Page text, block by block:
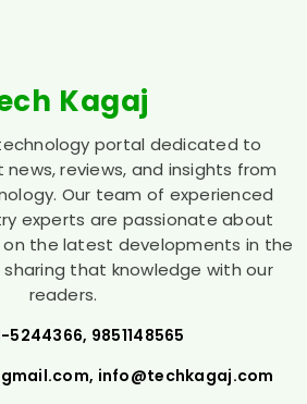
Kagaj
portal dedicated to
reviews, and insights from
Our team of experienced
experts are passionate about
the latest developments in the
that knowledge with our
readers.
5244366, 9851148565
, info@techkagaj.com